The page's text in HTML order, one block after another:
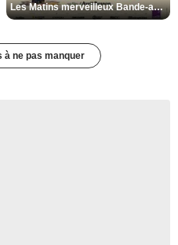
Les Matins merveilleux Bande-annonce VF
à ne pas manquer